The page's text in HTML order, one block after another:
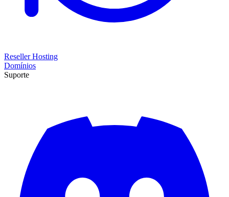
Reseller Hosting
Domínios
Suporte